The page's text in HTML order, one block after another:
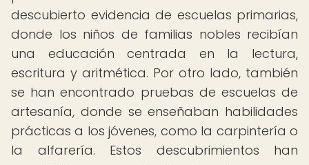
descubierto evidencia de escuelas primarias,
donde los niños de familias nobles recibían
una educación centrada en la lectura,
escritura y aritmética. Por otro lado, también
se han encontrado pruebas de escuelas de
artesanía, donde se enseñaban habilidades
prácticas a los jóvenes, como la carpintería o
la alfarería. Estos descubrimientos han